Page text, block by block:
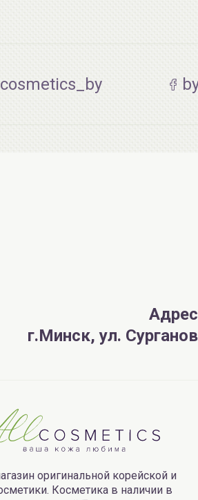
г.Минск, ул.
оригинальной корейской и
Косметика в наличии в